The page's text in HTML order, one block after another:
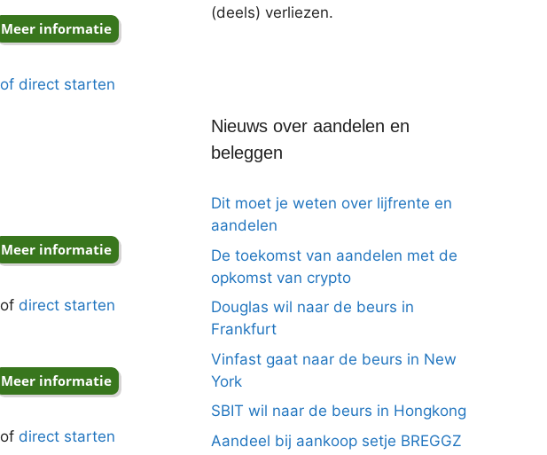
of direct starten
of direct starten
of direct starten
(deels) verliezen.
Nieuws over aandelen en
beleggen
Dit moet je weten over lijfrente en
aandelen
De toekomst van aandelen met de
opkomst van crypto
Douglas wil naar de beurs in
Frankfurt
Vinfast gaat naar de beurs in New
York
SBIT wil naar de beurs in Hongkong
Aandeel bij aankoop setje BREGGZ